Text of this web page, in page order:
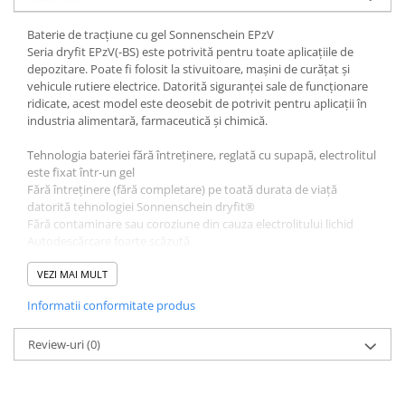
Baterie de tracțiune cu gel Sonnenschein EPzV
Seria dryfit EPzV(-BS) este potrivită pentru toate aplicațiile de
depozitare. Poate fi folosit la stivuitoare, mașini de curățat și
vehicule rutiere electrice. Datorită siguranței sale de funcționare
ridicate, acest model este deosebit de potrivit pentru aplicații în
industria alimentară, farmaceutică și chimică.
Tehnologia bateriei fără întreținere, reglată cu supapă, electrolitul
este fixat într-un gel
Fără întreținere (fără completare) pe toată durata de viață
datorită tehnologiei Sonnenschein dryfit®
Fără contaminare sau coroziune din cauza electrolitului lichid
Reciclabil
VEZI MAI MULT
Informatii conformitate produs
Review-uri(0)